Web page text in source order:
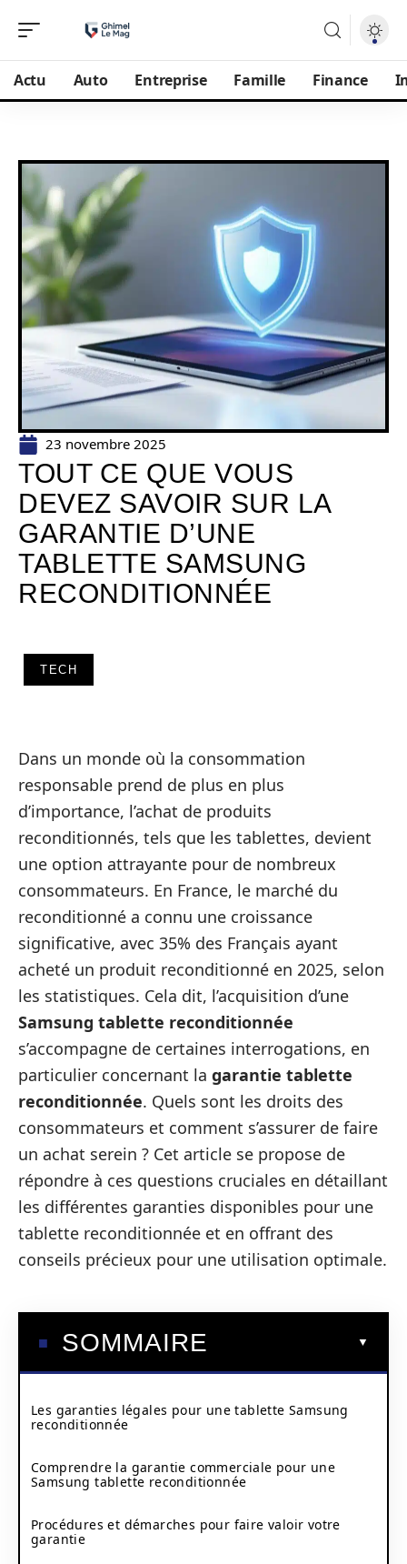
Actu Auto Entreprise Famille Finance
23 novembre 2025
TOUT CE QUE VOUS
DEVEZ SAVOIR SUR LA
GARANTIE D’UNE
TABLETTE SAMSUNG
RECONDITIONNÉE
TECH
Dans un monde où la consommation
responsable prend de plus en plus
d’importance, l’achat de produits
reconditionnés, tels que les tablettes, devient
une option attrayante pour de nombreux
consommateurs. En France, le marché du
reconditionné a connu une croissance
significative, avec 35% des Français ayant
acheté un produit reconditionné en 2025, selon
les statistiques. Cela dit, l’acquisition d’une
Samsung tablette reconditionnée
s’accompagne de certaines interrogations, en
particulier concernant la garantie tablette
reconditionnée. Quels sont les droits des
consommateurs et comment s’assurer de faire
un achat serein ? Cet article se propose de
répondre à ces questions cruciales en détaillant
les différentes garanties disponibles pour une
tablette reconditionnée et en offrant des
conseils précieux pour une utilisation optimale.
SOMMAIRE
Les garanties légales pour une tablette Samsung
reconditionnée
Comprendre la garantie commerciale pour une
Samsung tablette reconditionnée
Procédures et démarches pour faire valoir votre
garantie